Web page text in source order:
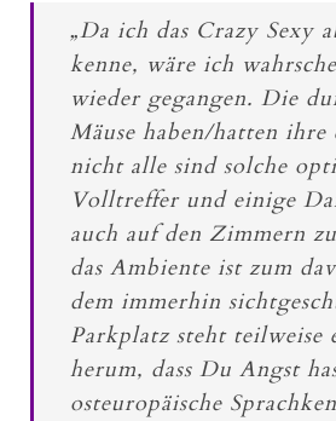
„Da ich das Crazy Sexy
kenne, wäre ich
wieder gegangen. Die
Mäuse haben/hatten ihre
nicht alle sind solche
Volltreffer und einige
auch auf den Zimmern
das Ambiente ist zum
dem immerhin
Parkplatz steht teilweise
herum, dass Du Angst
osteuropäische